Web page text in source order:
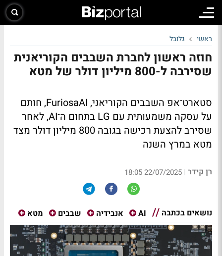
ראשי גלובל
חוזה ראשון לחברת השבבים הקוריאנית
שסירבה ל-800 מיליון דולר של מטא
סטארט־אפ השבבים הקוריאני, FuriosaAI, חותם
על עסקה משמעותית עם LG בתחום ה־AI, לאחר
שסירב להצעת רכישה בגובה 800 מיליון דולר מצד
מטא במרץ השנה
רן קידר |
22/07/2025 18:05
נושאים בכתבה AI אנבידיה שבבים מטא